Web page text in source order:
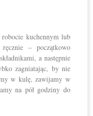
robocie kuchennym lub
– początkowo
a następnie
zagniatając, by nie
w kulę, zawijamy w
na pół godziny do